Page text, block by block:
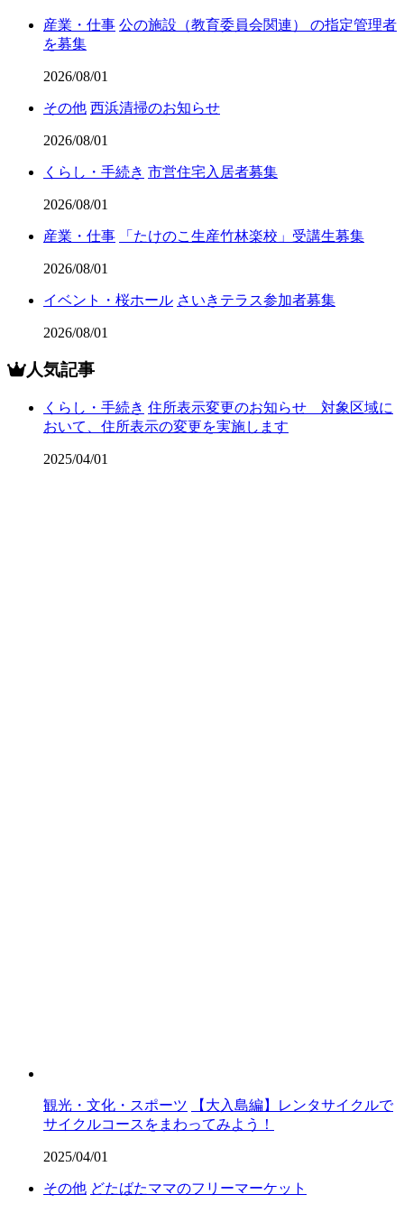
産業・仕事 公の施設（教育委員会関連） の指定管理者
を募集
2026/08/01
その他 西浜清掃のお知らせ
2026/08/01
くらし・手続き 市営住宅入居者募集
2026/08/01
産業・仕事 「たけのこ生産竹林楽校」受講生募集
2026/08/01
イベント・桜ホール さいきテラス参加者募集
2026/08/01
人気記事
くらし・手続き 住所表示変更のお知らせ 対象区域に
おいて、住所表示の変更を実施します
2025/04/01
観光・文化・スポーツ
【大入島編】レンタサイクルで
サイクルコースをまわってみよう！
2025/04/01
その他 どたばたママのフリーマーケット